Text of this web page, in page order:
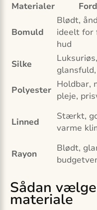
Materialer
Bomuld
Blødt,
ideelt for
hud
Silke
Luksuriøs,
Polyester
Holdbar,
pleje,
Linned
Stærkt,
varme
Rayon
Blødt,
Sådan
materiale